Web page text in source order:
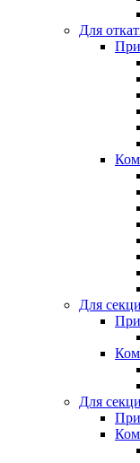
Для
Для
Для